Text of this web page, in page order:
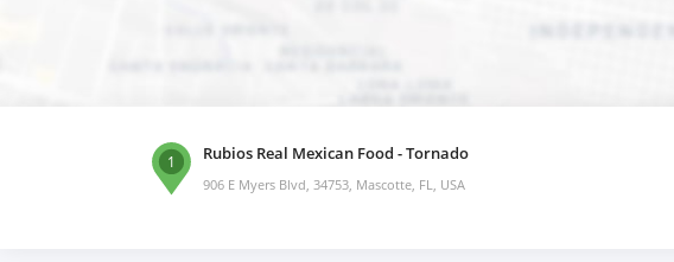
1 Rubios Real Mexican Food - Tornado
906 E Myers Blvd, 34753, Mascotte, FL, USA